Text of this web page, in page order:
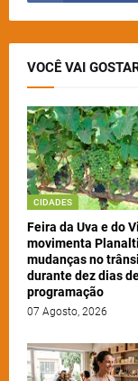
VOCÊ VAI
CIDADES
Feira da Uva e do
movimenta
mudanças no
durante dez dias
programação
07 Agosto, 2026